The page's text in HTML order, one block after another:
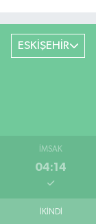
ESKİŞEHİR
İMSAK
04:14
İKINDI